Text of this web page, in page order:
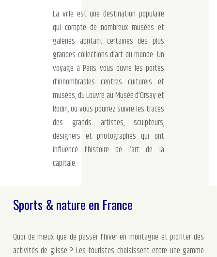
La ville est une destination populaire
qui compte de nombreux musées et
galeries abritant certaines des plus
grandes collections d’art du monde. Un
voyage à Paris vous ouvre les portes
d’innombrables centres culturels et
musées, du Louvre au Musée d’Orsay et
Rodin, où vous pourrez suivre les traces
des grands artistes, sculpteurs,
designers et photographes qui ont
influencé l’histoire de l’art de la
capitale.
Sports & nature en France
Quoi de mieux que de passer l’hiver en montagne et profiter des
activités de glisse ? Les touristes choisissent entre une gamme